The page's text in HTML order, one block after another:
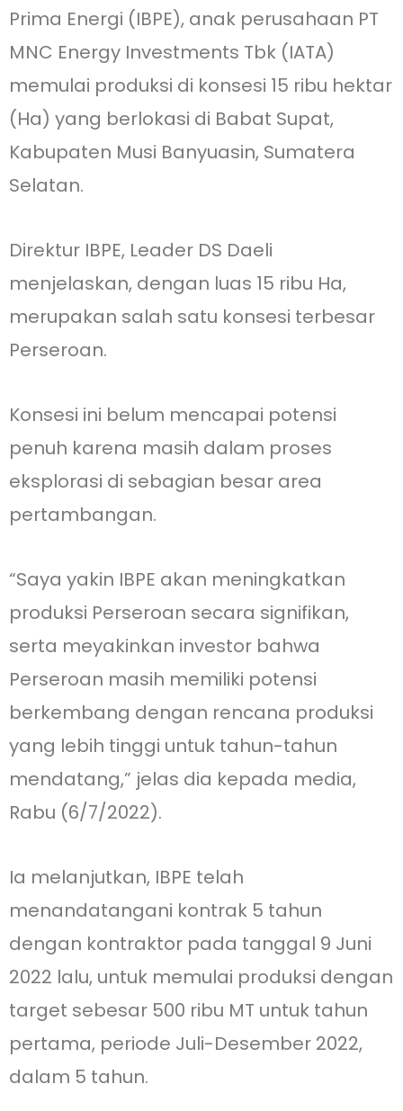
Prima Energi (IBPE), anak perusahaan PT
MNC Energy Investments Tbk (IATA)
memulai produksi di konsesi 15 ribu hektar
(Ha) yang berlokasi di Babat Supat,
Kabupaten Musi Banyuasin, Sumatera
Selatan.
Direktur IBPE, Leader DS Daeli
menjelaskan, dengan luas 15 ribu Ha,
merupakan salah satu konsesi terbesar
Perseroan.
Konsesi ini belum mencapai potensi
penuh karena masih dalam proses
eksplorasi di sebagian besar area
pertambangan.
“Saya yakin IBPE akan meningkatkan
produksi Perseroan secara signifikan,
serta meyakinkan investor bahwa
Perseroan masih memiliki potensi
berkembang dengan rencana produksi
yang lebih tinggi untuk tahun-tahun
mendatang,” jelas dia kepada media,
Rabu (6/7/2022).
Ia melanjutkan, IBPE telah
menandatangani kontrak 5 tahun
dengan kontraktor pada tanggal 9 Juni
2022 lalu, untuk memulai produksi dengan
target sebesar 500 ribu MT untuk tahun
pertama, periode Juli-Desember 2022,
dalam 5 tahun.